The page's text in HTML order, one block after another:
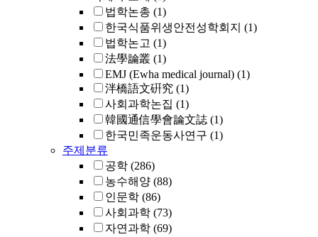
법학논총 (1)
한국식품위생안전성학회지 (1)
법학논고 (1)
法學論叢 (1)
EMJ (Ewha medical journal) (1)
泮橋語文硏究 (1)
사회과학논집 (1)
韓國通信學會論文誌 (1)
한국민족운동사연구 (1)
주제분류
공학 (286)
농수해양 (88)
인문학 (86)
사회과학 (73)
자연과학 (69)